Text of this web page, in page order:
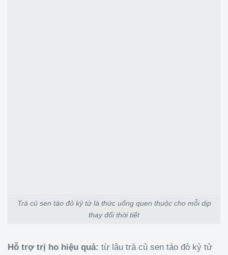
Trà củ sen táo đỏ kỷ tử là thức uống quen thuộc cho mỗi dịp
thay đổi thời tiết
Hỗ trợ trị ho hiệu quả: từ lâu trà củ sen táo đỏ kỷ tử